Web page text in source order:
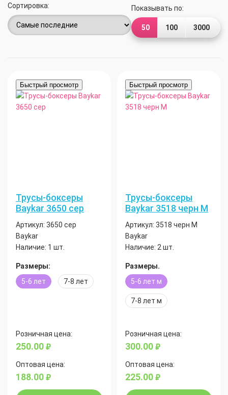
Сортировка: Показывать по:
50 100 3000
Быстрый просмотр
Трусы-боксеры
Baykar 3650 сер
Артикул: 3650 сер
Baykar
Наличие: 1 шт.
Размеры:
5-6 лет
7-8 лет
Розничная цена:
250.00 руб.
Оптовая цена:
188.00 руб.
Быстрый просмотр
Трусы-боксеры
Baykar 3518 черн М
Артикул: 3518 черн М
Baykar
Наличие: 2 шт.
Размеры.
5-6 лет м
7-8 лет м
Розничная цена:
300.00руб.
Оптовая цена:
225.00руб.